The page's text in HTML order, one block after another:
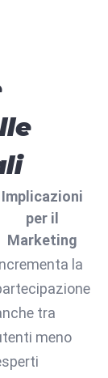
Implicazioni
per il
Marketing
la
tra
meno